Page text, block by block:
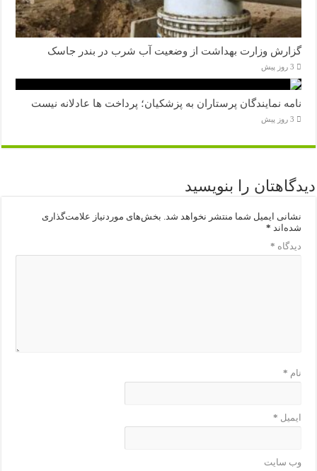
گزارش وزارت بهداشت از وضعیت آب شرب در بندر جاسک
3 روز پیش
نامه نمایندگان پرستاران به پزشکیان؛ پرداخت ها عادلانه نیست
3 روز پیش
دیدگاهتان را بنویسید
نشانی ایمیل شما منتشر نخواهد شد. بخش‌های موردنیاز علامت‌گذاری
شده‌اند *
دیدگاه *
نام *
ایمیل *
وب‌ سایت